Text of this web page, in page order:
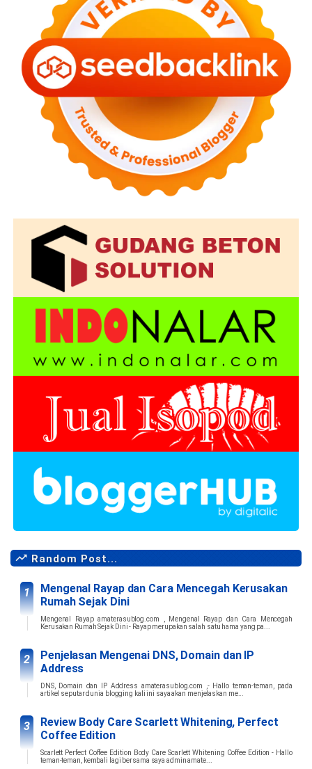
Random Post...
Mengenal Rayap dan Cara Mencegah Kerusakan
Rumah Sejak Dini
Mengenal Rayap amaterasublog.com , Mengenal Rayap dan Cara Mencegah
Kerusakan Rumah Sejak Dini - Rayap merupakan salah satu hama yang pa...
Penjelasan Mengenai DNS, Domain dan IP
Address
DNS, Domain dan IP Address amaterasublog.com ,- Hallo teman-teman, pada
artikel seputar dunia blogging kali ini saya akan menjelaskan me...
Review Body Care Scarlett Whitening, Perfect
Coffee Edition
Scarlett Perfect Coffee Edition Body Care Scarlett Whitening Coffee Edition - Hallo
teman-teman, kembali lagi bersama saya admin amate...